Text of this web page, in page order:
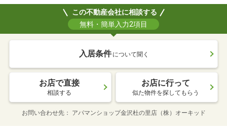
この不動産会社に相談する
無料・簡単入力2項目
入居条件 について聞く
お店で直接
相談する
お店に行って
似た物件を探してもらう
お問い合わせ先 アパマンショップ金沢杜の里店（株）オーキッド